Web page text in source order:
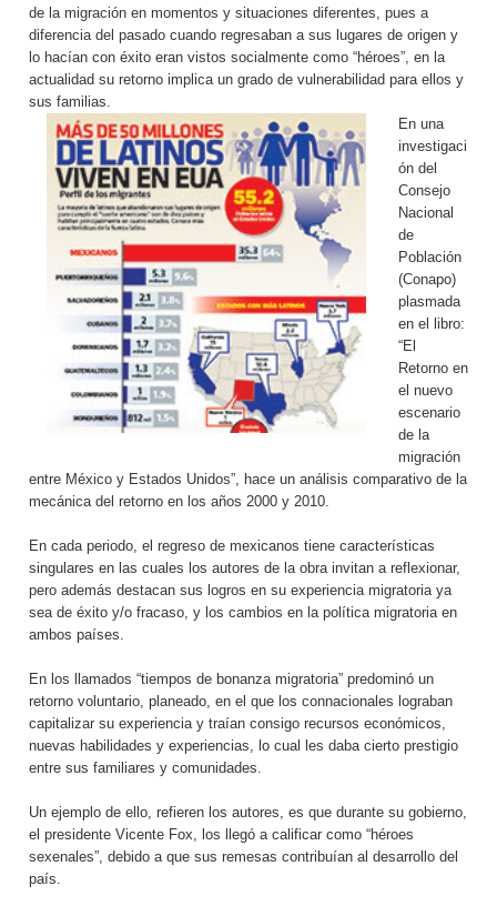
de la migración en momentos y situaciones diferentes, pues a
diferencia del pasado cuando regresaban a sus lugares de origen y
lo hacían con éxito eran vistos socialmente como “héroes”, en la
actualidad su retorno implica un grado de vulnerabilidad para ellos y
sus familias.
En una
investigaci
ón del
Consejo
Nacional
de
Población
(Conapo)
plasmada
en el libro:
“El
Retorno en
el nuevo
escenario
de la
migración
entre México y Estados Unidos”, hace un análisis comparativo de la
mecánica del retorno en los años 2000 y 2010.
En cada periodo, el regreso de mexicanos tiene características
singulares en las cuales los autores de la obra invitan a reflexionar,
pero además destacan sus logros en su experiencia migratoria ya
sea de éxito y/o fracaso, y los cambios en la política migratoria en
ambos países.
En los llamados “tiempos de bonanza migratoria” predominó un
retorno voluntario, planeado, en el que los connacionales lograban
capitalizar su experiencia y traían consigo recursos económicos,
nuevas habilidades y experiencias, lo cual les daba cierto prestigio
entre sus familiares y comunidades.
Un ejemplo de ello, refieren los autores, es que durante su gobierno,
el presidente Vicente Fox, los llegó a calificar como “héroes
sexenales”, debido a que sus remesas contribuían al desarrollo del
país.